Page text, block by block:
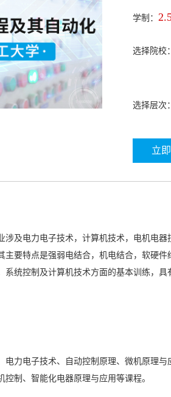
学制：
选择院校
选择层次
立
涉及电力电子技术，计算机技术，电机电
主要特点是强弱电结合，机电结合，软硬
系统控制及计算机技术方面的基本训练，
电力电子技术、自动控制原理、微机原理
控制、智能化电器原理与应用等课程。